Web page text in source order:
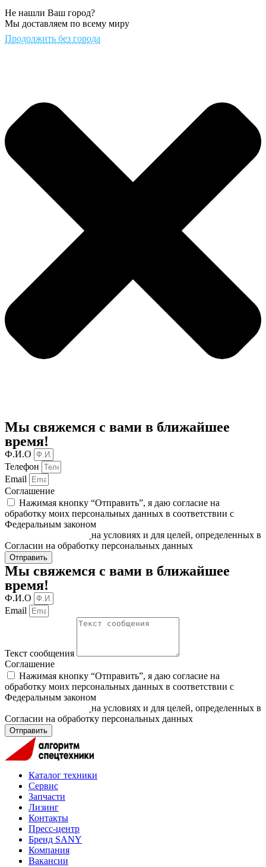
Не нашли Ваш город?
Мы доставляем по всему миру
Продолжить без города
Мы свяжемся с вами в ближайшее
время!
Ф.И.О
Телефон
Email
Соглашение
Нажимая кнопку “Отправить”, я даю согласие на
обработку моих персональных данных в соответствии c
Федеральным законом
на условиях и для целей, определенных в
Согласии на обработку персональных данных
Отправить
Мы свяжемся с вами в ближайшее
время!
Ф.И.О
Email
Текст сообщения
Соглашение
Нажимая кнопку “Отправить”, я даю согласие на
обработку моих персональных данных в соответствии c
Федеральным законом
на условиях и для целей, определенных в
Согласии на обработку персональных данных
Отправить
Каталог техники
Сервис
Запчасти
Лизинг
Контакты
Пресс-центр
Бренд SANY
Компания
Вакансии